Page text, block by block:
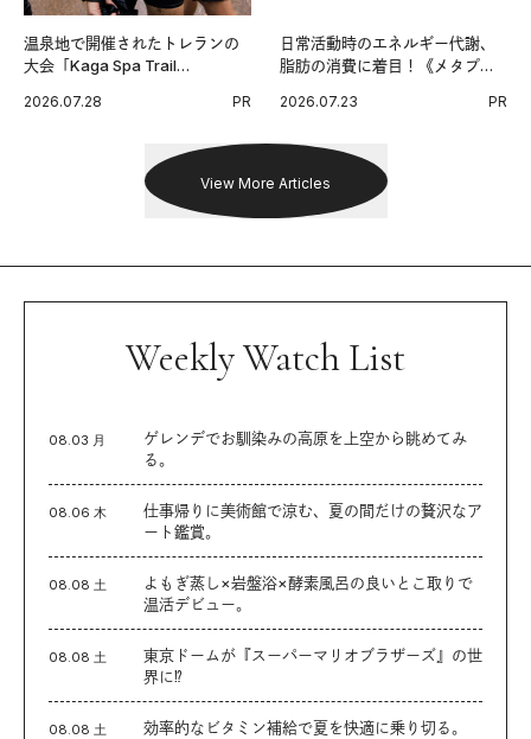
温泉地で開催されたトレランの
大会「Kaga Spa Trail
戦を夢見るランナーたちの奮闘
2026.07.28 PR
日常活動時のエネルギー代謝、
脂肪の消費に着目！《メタプラ
習慣。
2026.07.23 PR
View More Articles
Weekly Watch List
08.03 月
ゲレンデでお馴染みの高原を上空から眺めてみ
る。
08.06 木
仕事帰りに美術館で涼む、夏の間だけの贅沢なア
ート鑑賞。
08.08 土
よもぎ蒸し×岩盤浴×酵素風呂の良いとこ取りで
温活デビュー。
08.08 土
東京ドームが『スーパーマリオブラザーズ』の世
界に⁉︎
08.08 土 効率的なビタミン補給で夏を快適に乗り切る。